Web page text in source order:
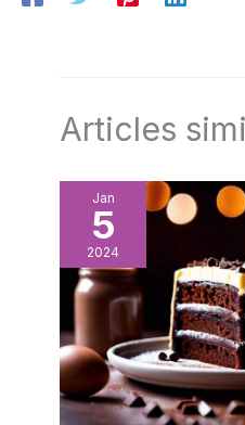
Articles
Jan
5
2024